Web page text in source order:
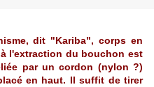
dit "Kariba", corps en
l'extraction du bouchon est
par un cordon (nylon ?)
en haut. Il suffit de tirer